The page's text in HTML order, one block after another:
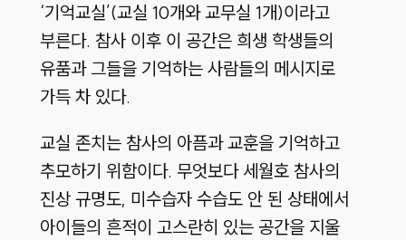
‘기억교실’(교실 10개와 교무실 1개)이라고
부른다. 참사 이후 이 공간은 희생 학생들의
유품과 그들을 기억하는 사람들의 메시지로
가득 차 있다.
교실 존치는 참사의 아픔과 교훈을 기억하고
추모하기 위함이다. 무엇보다 세월호 참사의
진상 규명도, 미수습자 수습도 안 된 상태에서
아이들의 흔적이 고스란히 있는 공간을 지울